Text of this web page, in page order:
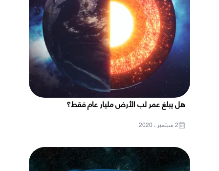
هل يبلغ عمر لب الأرض مليار عام فقط؟
2 سبتمبر ، 2020